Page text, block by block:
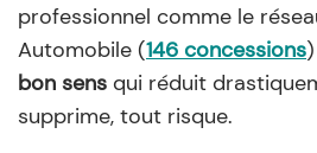
professionnel comme le
Automobile (146 concessions
bon sens qui réduit
supprime, tout risque.